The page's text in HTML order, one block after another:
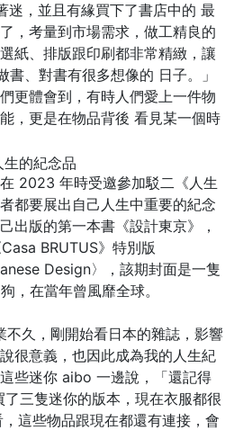
迷，並且有緣買下了書店中的 最
，考量到市場需求，做工精良的
紙、排版跟印刷都非常精緻，讓
、對書有很多想像的 日子。」
更體會到，有時人們愛上一件物
，更是在物品背後 看見某一個時
的紀念品
2023 年時受邀參加駁二《人生
都要展出自己人生中重要的紀念
出版的第一本書《設計東京》，
BRUTUS》特別版
Design〉，該期封面是一隻
，在當年曾風靡全球。
不久，剛開始看日本的雜誌，影響
很意義，也因此成為我的人生紀
些迷你 aibo 一邊說，「還記得
三隻迷你的版本，現在衣服都很
這些物品跟現在都還有連接，會